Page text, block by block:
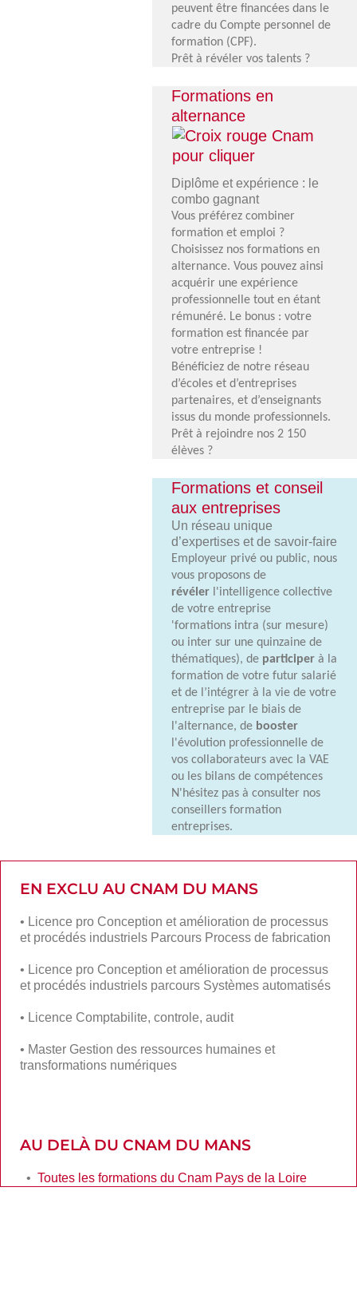
peuvent être financées dans le
cadre du Compte personnel de
formation (CPF).
Prêt à révéler vos talents ?
Formations en
alternance
Croix
rouge
Cnam
pour
cliquer
Diplôme et expérience : le
combo gagnant
Vous préférez combiner
formation et emploi ?
Choisissez nos formations en
alternance. Vous pouvez ainsi
acquérir une expérience
professionnelle tout en étant
rémunéré. Le bonus : votre
formation est financée par
votre entreprise !
Bénéficiez de notre réseau
d’écoles et d’entreprises
partenaires, et d’enseignants
issus du monde professionnels.
Prêt à rejoindre nos 2 150
élèves ?
Formations et conseil
aux entreprises
Un réseau unique
d’expertises et de savoir-faire
Employeur privé ou public, nous
vous proposons de
révéler l'intelligence collective
de votre entreprise
'formations intra (sur mesure)
ou inter sur une quinzaine de
thématiques), de participerà la
formation de votre futur salarié
et de l’intégrer à la vie de votre
entreprise par le biais de
l'alternance, de booster
l'évolution professionnelle de
vos collaborateurs avec la VAE
ou les bilans de compétences
N'hésitez pas à consulter nos
conseillers formation
entreprises.
EN EXCLU AU CNAM DU MANS
• Licence pro Conception et amélioration de processus
et procédés industriels Parcours Process de fabrication
• Licence pro Conception et amélioration de processus
et procédés industriels parcours Systèmes automatisés
• Licence Comptabilite, controle, audit
• Master Gestion des ressources humaines et
transformations numériques
AU DELÀ DU CNAM DU MANS
• Toutes les formations du Cnam Pays de la Loire